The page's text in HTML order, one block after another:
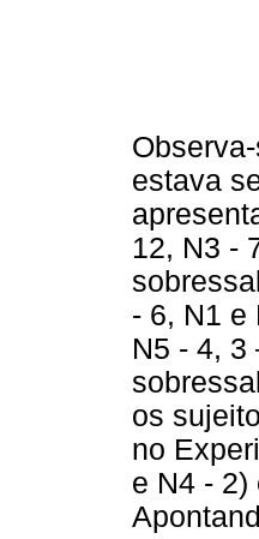
estava
12, N3 -
- 6, N1 e
N5 - 4, 3
os
no
e N4 - 2)